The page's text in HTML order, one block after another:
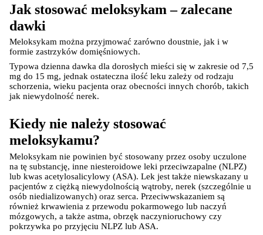
Jak stosować meloksykam – zalecane
dawki
Meloksykam można przyjmować zarówno doustnie, jak i w
formie zastrzyków domięśniowych.
Typowa dzienna dawka dla dorosłych mieści się w zakresie od 7,5
mg do 15 mg, jednak ostateczna ilość leku zależy od rodzaju
schorzenia, wieku pacjenta oraz obecności innych chorób, takich
jak niewydolność nerek.
Kiedy nie należy stosować
meloksykamu?
Meloksykam nie powinien być stosowany przez osoby uczulone
na tę substancję, inne niesteroidowe leki przeciwzapalne (NLPZ)
lub kwas acetylosalicylowy (ASA). Lek jest także niewskazany u
pacjentów z ciężką niewydolnością wątroby, nerek (szczególnie u
osób niedializowanych) oraz serca. Przeciwwskazaniem są
również krwawienia z przewodu pokarmowego lub naczyń
mózgowych, a także astma, obrzęk naczynioruchowy czy
pokrzywka po przyjęciu NLPZ lub ASA.